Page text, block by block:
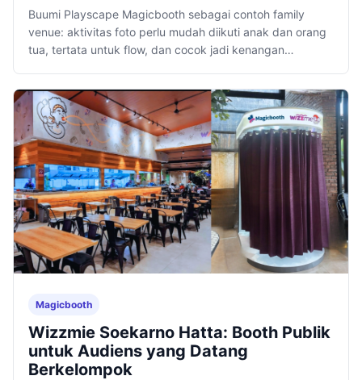
Buumi Playscape Magicbooth sebagai contoh family
venue: aktivitas foto perlu mudah diikuti anak dan orang
tua, tertata untuk flow, dan cocok jadi kenangan
Magicbooth
Wizzmie Soekarno Hatta: Booth Publik
untuk Audiens yang Datang
Berkelompok